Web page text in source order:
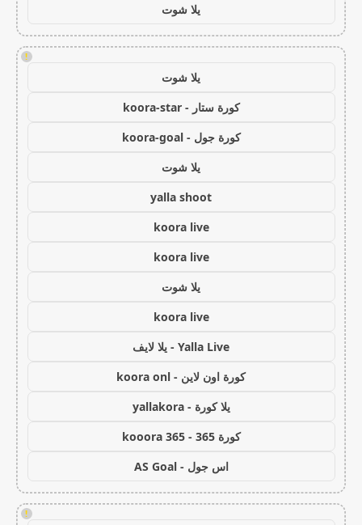
يلا شوت
!
يلا شوت
كورة ستار - koora-star
كورة جول - koora-goal
يلا شوت
yalla shoot
koora live
koora live
يلا شوت
koora live
Yalla Live - يلا لايف
كورة اون لاين - koora onl
يلا كورة - yallakora
كورة 365 - kooora 365
اس جول - AS Goal
!